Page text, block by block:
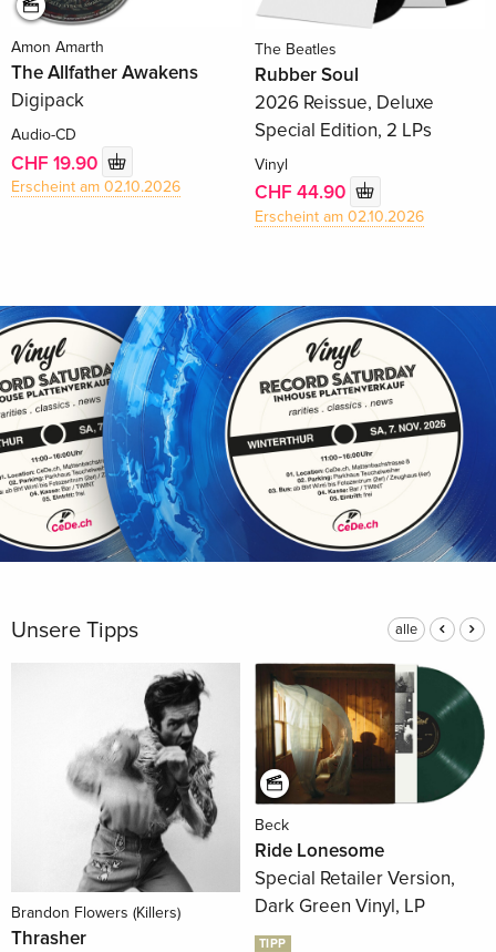
Amon Amarth
The Allfather Awakens
Digipack
Audio-CD
CHF 19.90
Erscheint am 02.10.2026
The Beatles
Rubber Soul
2026 Reissue, Deluxe
Special Edition, 2 LPs
Vinyl
CHF 44.90
Erscheint am 02.10.2026
Unsere Tipps alle
Brandon Flowers (Killers)
Thrasher
Beck
Ride Lonesome
Special Retailer Version,
Dark Green Vinyl, LP
TIPP